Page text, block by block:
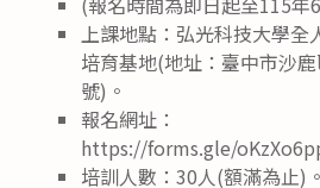
上課地點：弘光科技大學全
培育基地(地址：臺中市沙
號)。
報名網址：
https://forms.gle/
培訓人數：30人(額滿為止)。